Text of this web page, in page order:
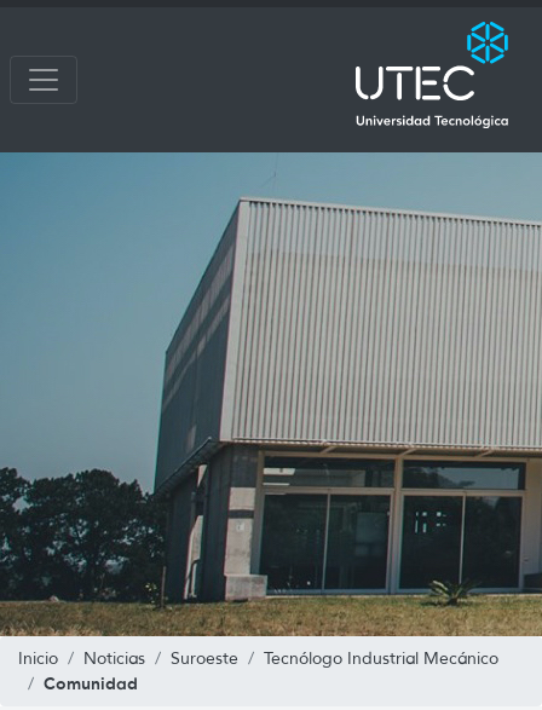
Inicio Noticias Suroeste Tecnólogo Industrial Mecánico
Comunidad